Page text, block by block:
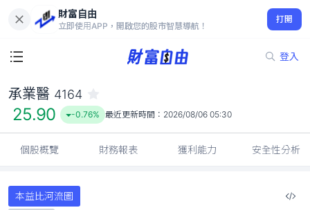
財富自由
立即使用APP，開啟您的股市智慧導航！
打開
登入
25.90
-0.76%
承業醫 4164
25.90 -0.76% 最近更新時間： 2026/08/06 05:30
個股概覽 財務報表 獲利能力 安全性分析
本益比河流圖